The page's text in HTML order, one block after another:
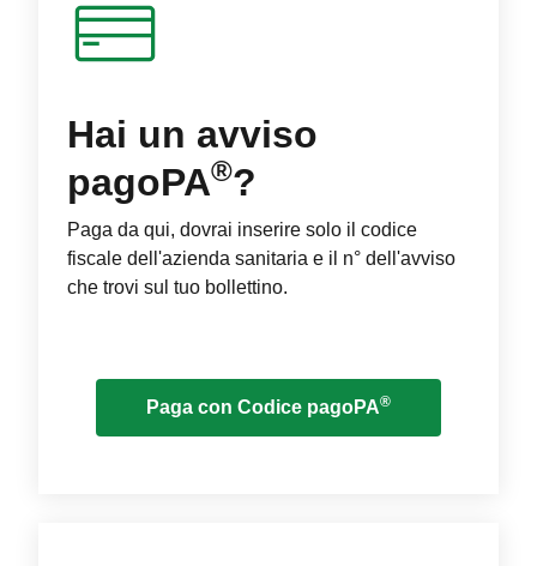
Hai un avviso
pagoPA®?
Paga da qui, dovrai inserire solo il codice
fiscale dell'azienda sanitaria e il n° dell'avviso
che trovi sul tuo bollettino.
Paga con Codice pagoPA®